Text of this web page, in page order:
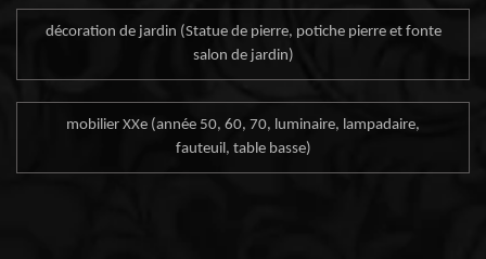
décoration de jardin (Statue de pierre, potiche pierre et fonte
salon de jardin)
mobilier XXe (année 50, 60, 70, luminaire, lampadaire,
fauteuil, table basse)